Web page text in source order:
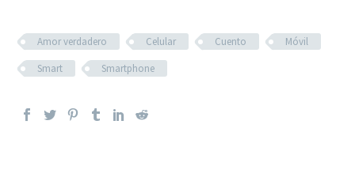
Amor verdadero Celular Cuento
Móvil
Smart
Smartphone